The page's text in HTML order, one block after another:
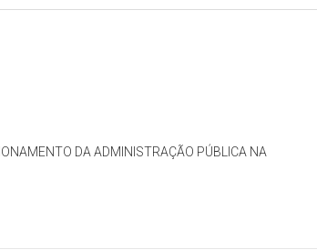
DA ADMINISTRAÇÃO PÚBLICA NA